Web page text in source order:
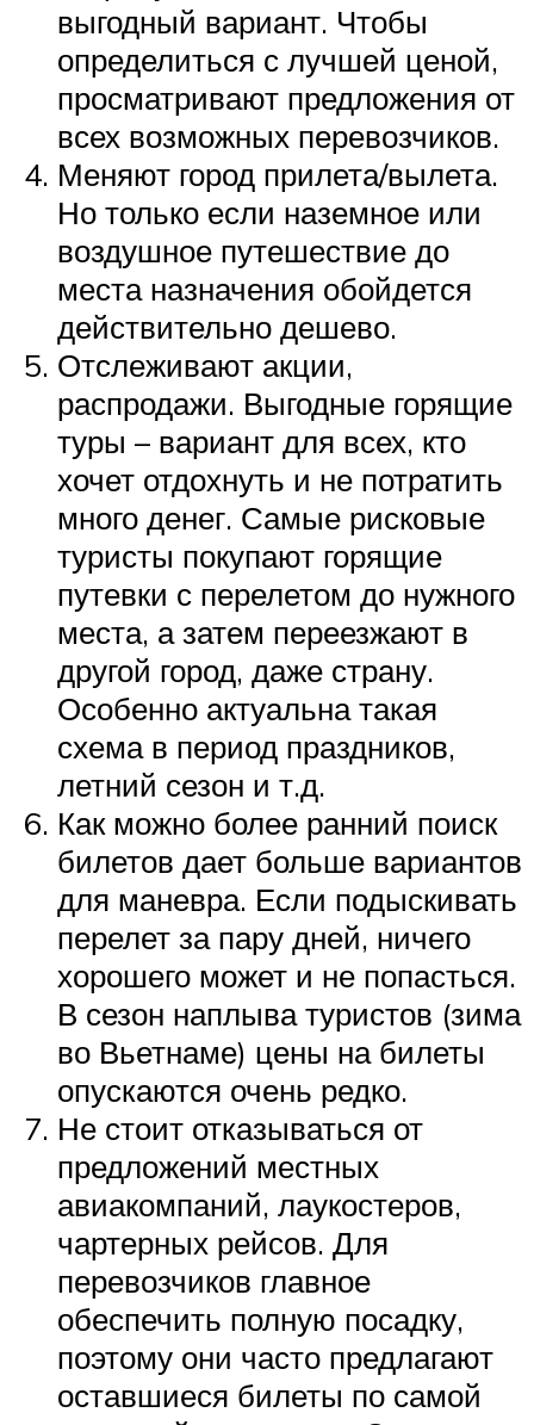
выгодный вариант. Чтобы
определиться с лучшей ценой,
просматривают предложения от
всех возможных перевозчиков.
Меняют город прилета/вылета.
Но только если наземное или
воздушное путешествие до
места назначения обойдется
действительно дешево.
Отслеживают акции,
распродажи. Выгодные горящие
туры – вариант для всех, кто
хочет отдохнуть и не потратить
много денег. Самые рисковые
туристы покупают горящие
путевки с перелетом до нужного
места, а затем переезжают в
другой город, даже страну.
Особенно актуальна такая
схема в период праздников,
летний сезон и т.д.
Как можно более ранний поиск
билетов дает больше вариантов
для маневра. Если подыскивать
перелет за пару дней, ничего
хорошего может и не попасться.
В сезон наплыва туристов (зима
во Вьетнаме) цены на билеты
опускаются очень редко.
Не стоит отказываться от
предложений местных
авиакомпаний, лаукостеров,
чартерных рейсов. Для
перевозчиков главное
обеспечить полную посадку,
поэтому они часто предлагают
оставшиеся билеты по самой